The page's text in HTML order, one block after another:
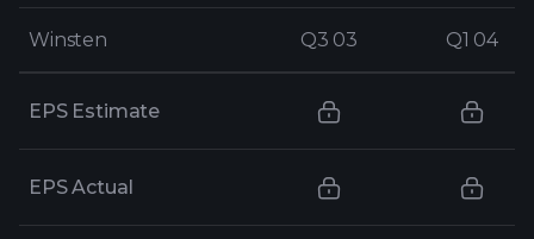
Winsten Q3 03 Q1 04
Winsten Q3 03 Q1 04
EPS Estimate
EPS Actual